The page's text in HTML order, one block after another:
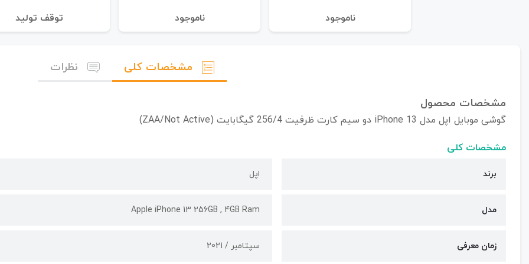
نا‌موجود نا‌موجود توقف تولید
مشخصات کلی نظرات
مشخصات محصول
گوشی موبایل اپل مدل iPhone 13 دو سیم کارت ظرفیت 256/4 گیگابایت (ZAA/Not Active)
مشخصات کلی
برند اپل
مدل Apple iPhone 13 256GB , 4GB Ram
زمان معرفی سپتامبر / 2021